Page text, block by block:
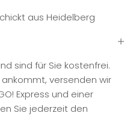
aus Heidelberg
sind für Sie kostenfrei.
versenden wir
Express und einer
Sie jederzeit den